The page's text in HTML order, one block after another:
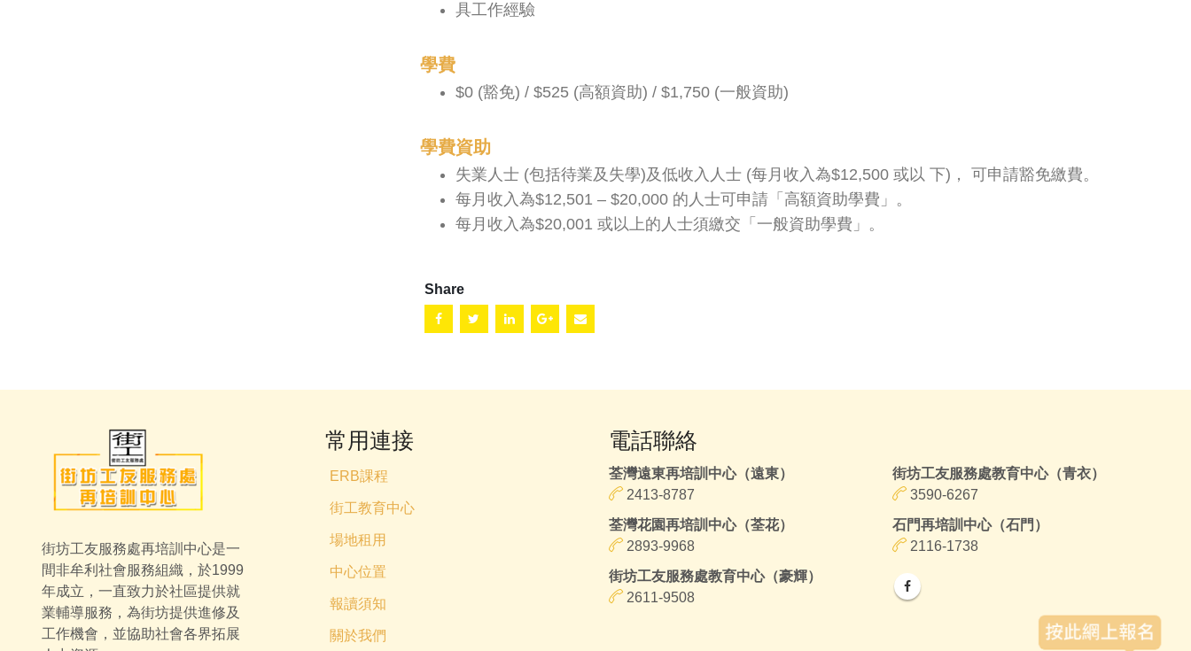
具工作經驗
學費
$0 (豁免) / $525 (高額資助) / $1,750 (一般資助)
學費資助
失業人士 (包括待業及失學)及低收入人士 (每月收入為$12,500 或以 下)， 可申請豁免繳費。
每月收入為$12,501 – $20,000 的人士可申請「高額資助學費」。
每月收入為$20,001 或以上的人士須繳交「一般資助學費」。
Share
街坊工友服務處再培訓中心是一
間非牟利社會服務組織，於1999
年成立，一直致力於社區提供就
業輔導服務，為街坊提供進修及
工作機會，並協助社會各界拓展
常用連接
ERB課程
街工教育中心
場地租用
中心位置
報讀須知
關於我們
電話聯絡
荃灣遠東再培訓中心（遠東）
2413-8787
荃灣花園再培訓中心（荃花）
2893-9968
街坊工友服務處教育中心（豪輝）
2611-9508
街坊工友服務處教育中心（青衣）
3590-6267
石門再培訓中心（石門）
2116-1738